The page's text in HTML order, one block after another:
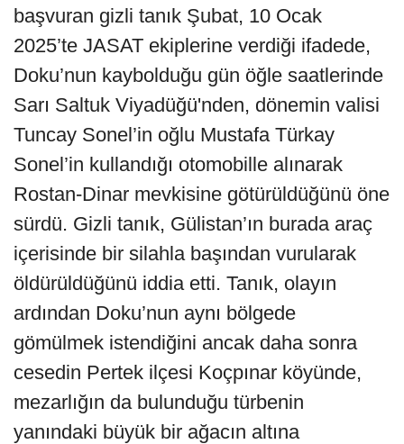
başvuran gizli tanık Şubat, 10 Ocak
2025’te JASAT ekiplerine verdiği ifadede,
Doku’nun kaybolduğu gün öğle saatlerinde
Sarı Saltuk Viyadüğü'nden, dönemin valisi
Tuncay Sonel’in oğlu Mustafa Türkay
Sonel’in kullandığı otomobille alınarak
Rostan-Dinar mevkisine götürüldüğünü öne
sürdü. Gizli tanık, Gülistan’ın burada araç
içerisinde bir silahla başından vurularak
öldürüldüğünü iddia etti. Tanık, olayın
ardından Doku’nun aynı bölgede
gömülmek istendiğini ancak daha sonra
cesedin Pertek ilçesi Koçpınar köyünde,
mezarlığın da bulunduğu türbenin
yanındaki büyük bir ağacın altına